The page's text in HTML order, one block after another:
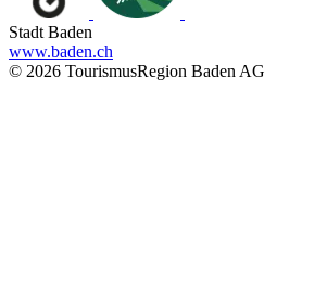
Stadt Baden
www.baden.ch
© 2026 TourismusRegion Baden AG